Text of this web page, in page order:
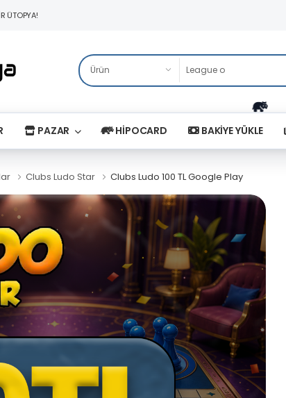
ÜTOPYA!
PAZAR HİPOCARD BAKİYE YÜKLE
Clubs Ludo Star Clubs Ludo 100 TL Google Play